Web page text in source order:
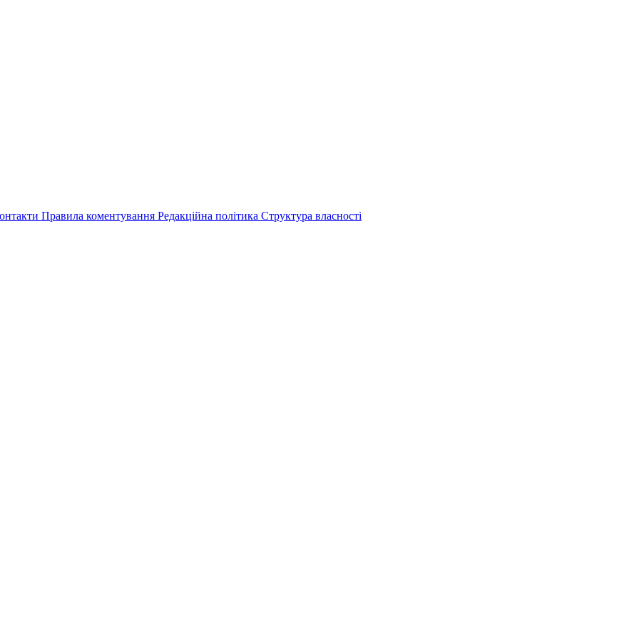
Правила коментування Редакційна політика Структура власності